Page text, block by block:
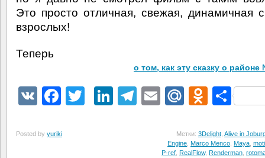
Это просто отличная, свежая, динамичная
взрослых!
Теперь
о том, как эту сказку о
VK Facebook
TwitterLinkedIn
Telegram
EmailMail.Ru
Posted by yuriki Метки: 3Delight Alive in
Engine Marco Menco Maya
P-ref RealFlow, Renderman